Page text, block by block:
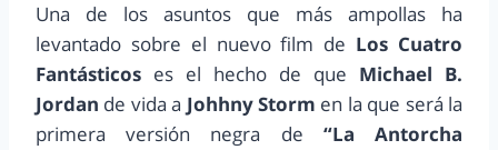
Una de los asuntos que más ampollas ha
levantado sobre el nuevo film de Los Cuatro
Fantásticos es el hecho de que Michael B.
Jordan de vida a Johhny Storm en la que será la
primera versión negra de “La Antorcha